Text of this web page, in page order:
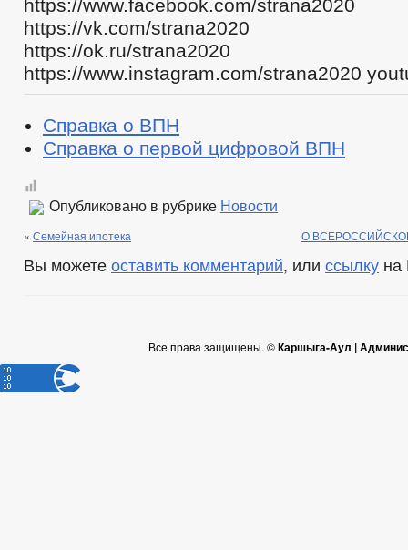
https://www.facebook.com/strana2020
https://vk.com/strana2020
https://ok.ru/strana2020
https://www.instagram.com/strana2020
Справка о ВПН
Справка о первой цифровой ВПН
Опубликовано в рубрике Новости
« Семейная ипотека О
Вы можете оставить комментарий, или ссылку на
Все права защищены. ©Каршыга-Аул |